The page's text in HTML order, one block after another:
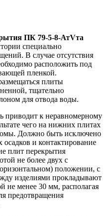
ПК 79-5-8-АтVта
специально
В случае отсутствия
расположить под
пленкой.
плиты
тщательно
для отвода воды.
приводит к неравномерному
чего на нижних плитах
Должно быть исключено
и контактирование
плит перекрытия
не более двух с
положении, с
изделиями прокладывают
не менее 30 мм, располагая
предотвращения